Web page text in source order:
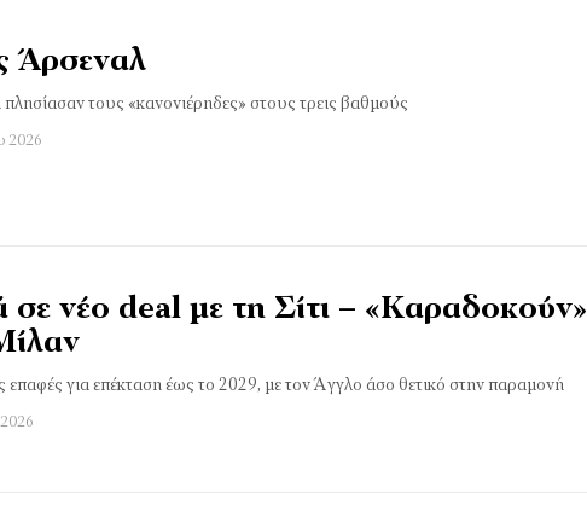
Άρσεναλ
πλησίασαν τους «κανονιέρηδες» στους τρεις βαθμούς
2026
νέο deal με τη Σίτι – «Καραδοκούν»
επαφές για επέκταση έως το 2029, με τον Άγγλο άσο θετικό στην παραμονή